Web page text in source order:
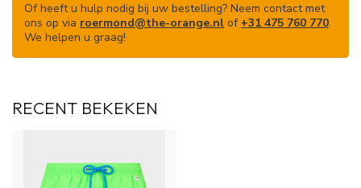
Of heeft u hulp nodig bij uw bestelling? Neem contact met
ons op via roermond@the-orange.nl of +31 475 760 770.
We helpen u graag!
RECENT BEKEKEN